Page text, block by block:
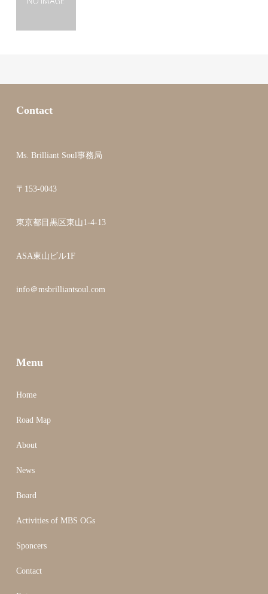
Contact
Ms. Brilliant Soul事務局
〒153-0043
東京都目黒区東山1-4-13
ASA東山ビル1F
info＠msbrilliantsoul.com
Menu
Home
Road Map
About
News
Board
Activities of MBS OGs
Sponcers
Contact